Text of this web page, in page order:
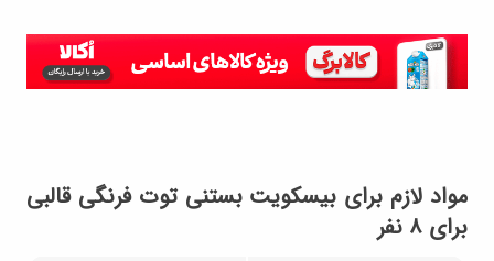
مواد لازم برای بیسکویت بستنی توت فرنگی قالبی
برای ۸ نفر